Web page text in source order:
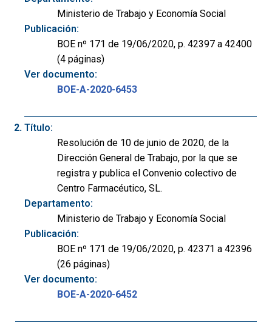
Ministerio de Trabajo y Economía Social
Publicación:
BOE nº 171 de 19/06/2020, p. 42397 a 42400
(4 páginas)
Ver documento:
BOE-A-2020-6453
Título:
Resolución de 10 de junio de 2020, de la
Dirección General de Trabajo, por la que se
registra y publica el Convenio colectivo de
Centro Farmacéutico, SL.
Departamento:
Ministerio de Trabajo y Economía Social
Publicación:
BOE nº 171 de 19/06/2020, p. 42371 a 42396
(26 páginas)
Ver documento:
BOE-A-2020-6452